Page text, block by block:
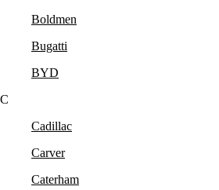
Boldmen
Bugatti
BYD
C
Cadillac
Carver
Caterham